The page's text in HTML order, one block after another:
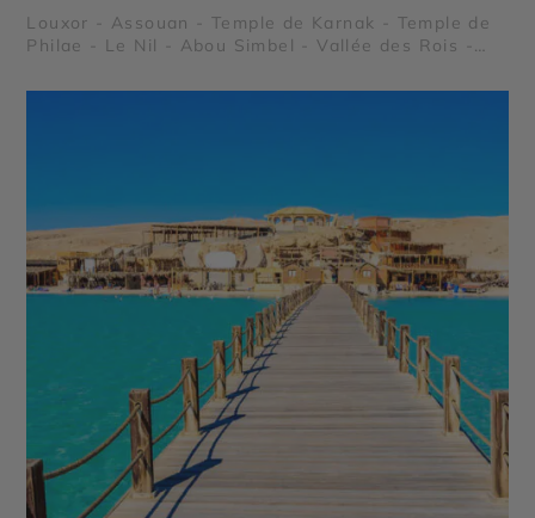
Louxor - Assouan - Temple de Karnak - Temple de
Philae - Le Nil - Abou Simbel - Vallée des Rois -